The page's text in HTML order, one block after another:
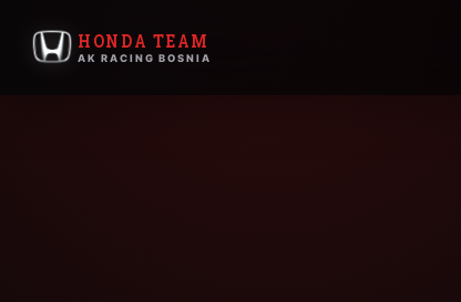
HONDA TEAM
AK RACING BOSNIA